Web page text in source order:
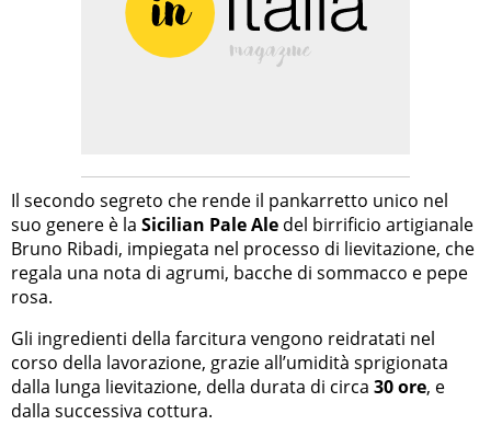
Il secondo segreto che rende il pankarretto unico nel
suo genere è la Sicilian Pale Ale del birrificio artigianale
Bruno Ribadi, impiegata nel processo di lievitazione, che
regala una nota di agrumi, bacche di sommacco e pepe
rosa.
Gli ingredienti della farcitura vengono reidratati nel
corso della lavorazione, grazie all’umidità sprigionata
dalla lunga lievitazione, della durata di circa 30 ore, e
dalla successiva cottura.